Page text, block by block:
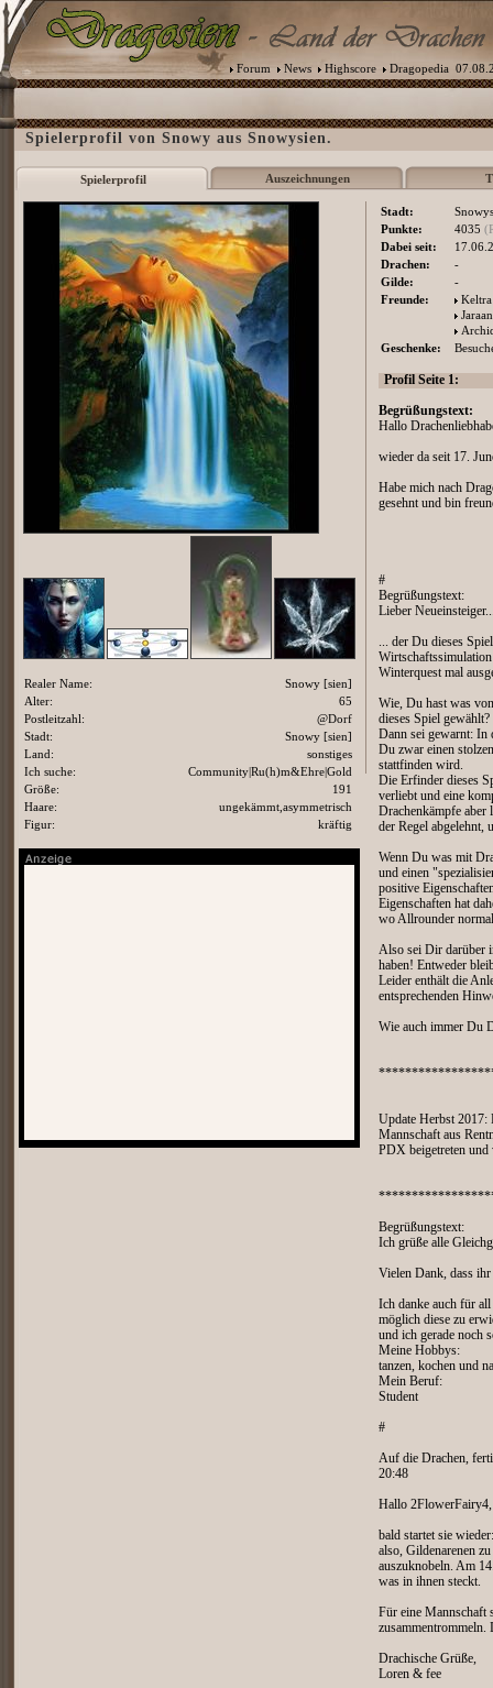
Forum News Highscore Dragopedia
Spielerprofil von Snowy aus Snowysien.
Spielerprofil Auszeichnungen
Stadt:
Punkte:
4035
Dabei seit:
Drachen:
-
Gilde:
-
Freunde:
Keltra
Jaraan
Geschenke:
Profil Seite 1:
Begrüßungstext:
Hallo
wieder da seit 17.
Habe mich nach
gesehnt und bin
#
Begrüßungstext:
Lieber
... der Du dieses
Winterquest mal
Wie, Du hast was
dieses Spiel gewählt?
Dann sei gewarnt: In
Du zwar einen
stattfinden wird.
Die Erfinder dieses
verliebt und eine
Drachenkämpfe aber
der Regel abgelehnt,
Wenn Du was mit
und einen
positive
Eigenschaften hat
wo Allrounder
Also sei Dir darüber
haben! Entweder
Leider enthält die
entsprechenden
Wie auch immer Du
Update Herbst 2017:
Mannschaft aus
PDX beigetreten
Begrüßungstext:
Ich grüße alle
Vielen Dank, dass ihr
Ich danke auch für
möglich diese zu
und ich gerade noch
Meine Hobbys:
tanzen, kochen und
Mein Beruf:
Student
#
Auf die Drachen,
20:48
Hallo 2FlowerFairy4,
bald startet sie
also, Gildenarenen
auszuknobeln. Am
was in ihnen steckt.
Für eine Mannschaft
zusammentrommeln.
Drachische Grüße,
Loren & fee
Realer Name:
Snowy [sien]
Alter:
65
Postleitzahl:
@Dorf
Stadt:
Snowy [sien]
Land:
sonstiges
Ich suche:
Community|Ru(h)m&Ehre|Gold
Größe:
191
Haare:
ungekämmt,asymmetrisch
Figur:
kräftig